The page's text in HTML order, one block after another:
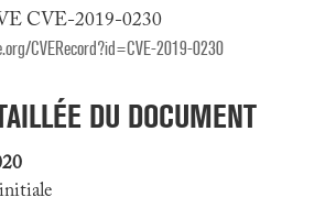
CVE-2019-0230
CVERecord?id=CVE-2019-0230
DU DOCUMENT